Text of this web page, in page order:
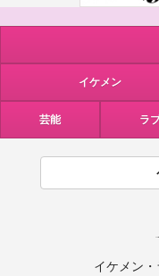
イケメン
芸能 ラ
イケメン